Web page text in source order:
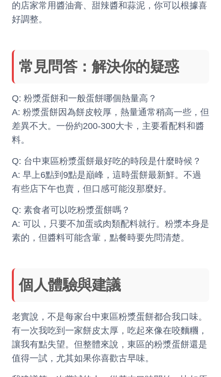
的店家常用醬油膏、甜辣醬和蒜泥，你可以根據喜
好調整。
常見問答：解決你的疑惑
Q: 粉漿蛋餅和一般蛋餅哪個熱量高？
A: 粉漿蛋餅因為餅皮較厚，熱量通常稍高一些，但
差異不大。一份約200-300大卡，主要看配料和醬
料。
Q: 台中東區粉漿蛋餅最好吃的時段是什麼時候？
A: 早上6點到9點是巔峰，這時蛋餅最新鮮。不過
有些店下午也賣，但口感可能沒那麼好。
Q: 素食者可以吃粉漿蛋餅嗎？
A: 可以，只要不加蛋或肉類配料就行。粉漿本身是
素的，但醬料可能含葷，點餐時要先問清楚。
個人體驗與建議
老實說，不是每家台中東區粉漿蛋餅都合我口味。
有一次我吃到一家餅皮太厚，吃起來像在咬麵糰，
讓我有點失望。但整體來說，東區的粉漿蛋餅還是
值得一試，尤其如果你喜歡古早味。